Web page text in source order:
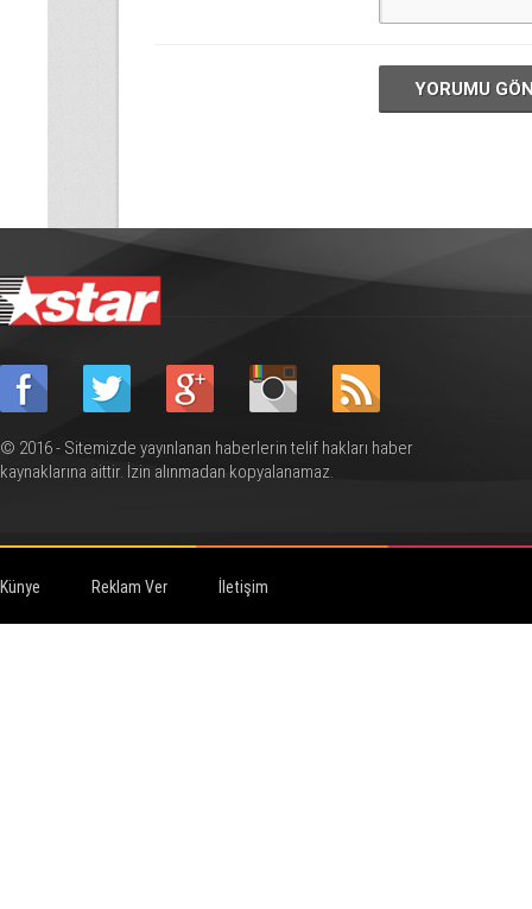
YORUMU
© 2016 - Sitemizde yayınlanan haberlerin telif hakları haber
kaynaklarına aittir. İzin alınmadan kopyalanamaz.
Künye Reklam Ver İletişim